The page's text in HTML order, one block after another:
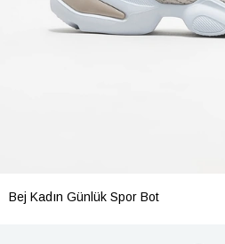
Bej Kadın Günlük Spor Bot